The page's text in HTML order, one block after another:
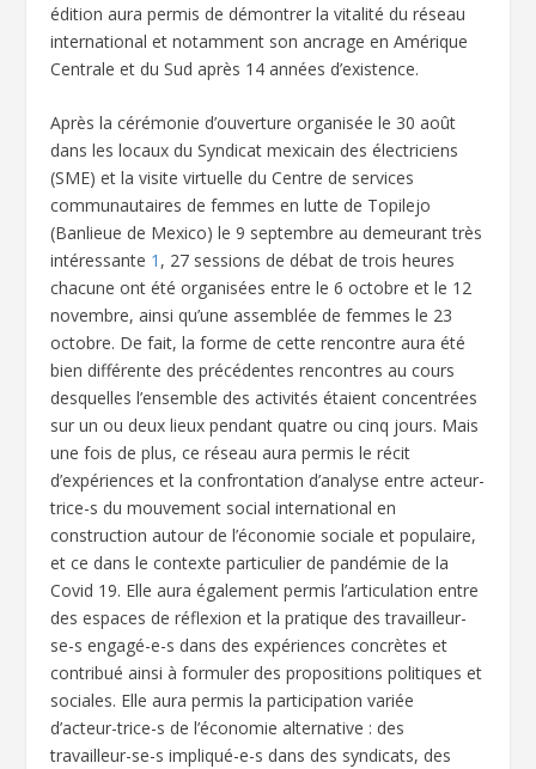
édition aura permis de démontrer la vitalité du réseau
international et notamment son ancrage en Amérique
Centrale et du Sud après 14 années d’existence.
Après la cérémonie d’ouverture organisée le 30 août
dans les locaux du Syndicat mexicain des électriciens
(SME) et la visite virtuelle du Centre de services
communautaires de femmes en lutte de Topilejo
(Banlieue de Mexico) le 9 septembre au demeurant très
intéressante 1 , 27 sessions de débat de trois heures
chacune ont été organisées entre le 6 octobre et le 12
novembre, ainsi qu’une assemblée de femmes le 23
octobre. De fait, la forme de cette rencontre aura été
bien différente des précédentes rencontres au cours
desquelles l’ensemble des activités étaient concentrées
sur un ou deux lieux pendant quatre ou cinq jours. Mais
une fois de plus, ce réseau aura permis le récit
d’expériences et la confrontation d’analyse entre acteur-
trice-s du mouvement social international en
construction autour de l’économie sociale et populaire,
et ce dans le contexte particulier de pandémie de la
Covid 19. Elle aura également permis l’articulation entre
des espaces de réflexion et la pratique des travailleur-
se-s engagé-e-s dans des expériences concrètes et
contribué ainsi à formuler des propositions politiques et
sociales. Elle aura permis la participation variée
d’acteur-trice-s de l’économie alternative : des
travailleur-se-s impliqué-e-s dans des syndicats, des